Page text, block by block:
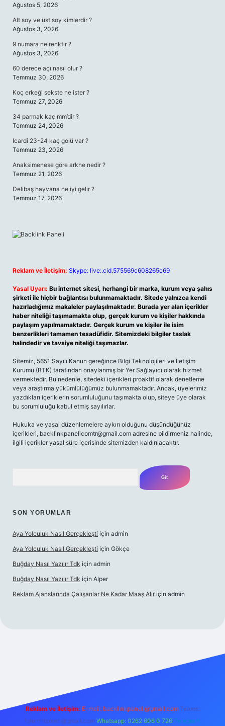
Ağustos 5, 2026
Alt soy ve üst soy kimlerdir ?
Ağustos 3, 2026
9 numara ne renktir ?
Ağustos 3, 2026
60 derece açı nasıl olur ?
Temmuz 30, 2026
Koç erkeği sekste ne ister ?
Temmuz 27, 2026
34 parmak kaç mm’dir ?
Temmuz 24, 2026
Icardi 23-24 kaç golü var ?
Temmuz 23, 2026
Anaksimenese göre arkhe nedir ?
Temmuz 21, 2026
Delibaş hayvana ne iyi gelir ?
Temmuz 17, 2026
Reklam ve İletişim: Skype: live:.cid.575569c608265c69
Yasal Uyarı: Bu internet sitesi, herhangi bir marka, kurum veya şahıs
şirketi ile hiçbir bağlantısı bulunmamaktadır. Sitede yalnızca kendi
hazırladığımız makaleler paylaşılmaktadır. Burada yer alan içerikler
haber niteliği taşımamakta olup, gerçek kurum ve kişiler hakkında
paylaşım yapılmamaktadır. Gerçek kurum ve kişiler ile isim
benzerlikleri tamamen tesadüfidir. Sitemizdeki bilgiler taslak
halindedir ve tavsiye niteliği taşımazlar.
Sitemiz, 5651 Sayılı Kanun gereğince Bilgi Teknolojileri ve İletişim
Kurumu (BTK) tarafından onaylanmış bir Yer Sağlayıcı olarak hizmet
vermektedir. Bu nedenle, sitedeki içerikleri proaktif olarak denetleme
veya araştırma yükümlülüğümüz bulunmamaktadır. Ancak, üyelerimiz
yazdıkları içeriklerin sorumluluğunu taşımakta olup, siteye üye olarak
bu sorumluluğu kabul etmiş sayılırlar.
Hukuka ve yasal düzenlemelere aykırı olduğunu düşündüğünüz
içerikleri, backlinkpanelicomtr@gmail.com adresine bildirmeniz halinde,
ilgili içerikler yasal süre içerisinde sitemizden kaldırılacaktır.
SON YORUMLAR
Aya Yolculuk Nasıl Gerçekleşti için admin
Aya Yolculuk Nasıl Gerçekleşti için Gökçe
Buğday Nasıl Yazılır Tdk için admin
Buğday Nasıl Yazılır Tdk için Alper
Reklam Ajanslarında Çalışanlar Ne Kadar Maaş Alır için admin
Reklam ve İletişim: E-mail: backlinkpaneli@gmail.com Teams:
forumhizmeti@gmail.com Whatsapp: 0262 606 0 726 Telegram: